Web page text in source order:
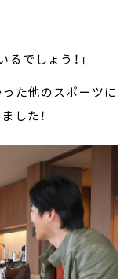
でしょう！」
た他のスポーツに
した！